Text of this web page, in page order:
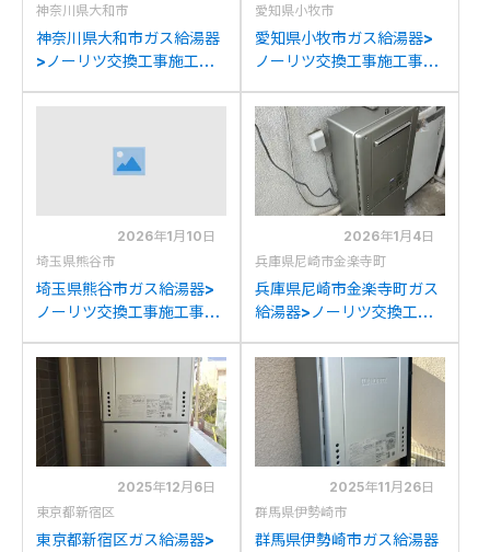
神奈川県大和市
神奈川県大和市ガス給湯器
>ノーリツ交換工事施工事
2428AWXからノーリツ
愛知県小牧市
愛知県小牧市ガス給湯器>
ノーリツ交換工事施工事
2400AWXからノーリツ
GT-C2472AW BLへの交
換
2026年1月10日
埼玉県熊谷市
埼玉県熊谷市ガス給湯器>
ノーリツ交換工事施工事
C2452SAWXからノーリ
ツGT-C2472AW BLへの
交換
2026年1月4日
兵庫県尼崎市金楽寺町
兵庫県尼崎市金楽寺町ガス
給湯器>ノーリツ交換工事
C2052SAWXからノーリ
ツGT-C2472AW BLへの
交換
2025年12月6日
東京都新宿区
東京都新宿区ガス給湯器>
2025年11月26日
群馬県伊勢崎市
群馬県伊勢崎市ガス給湯器